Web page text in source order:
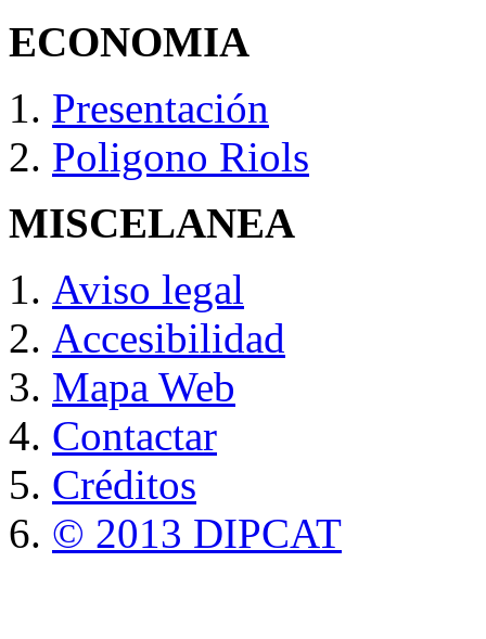
ECONOMIA
Presentación
Poligono Riols
MISCELANEA
Aviso legal
Accesibilidad
Mapa Web
Contactar
Créditos
© 2013 DIPCAT